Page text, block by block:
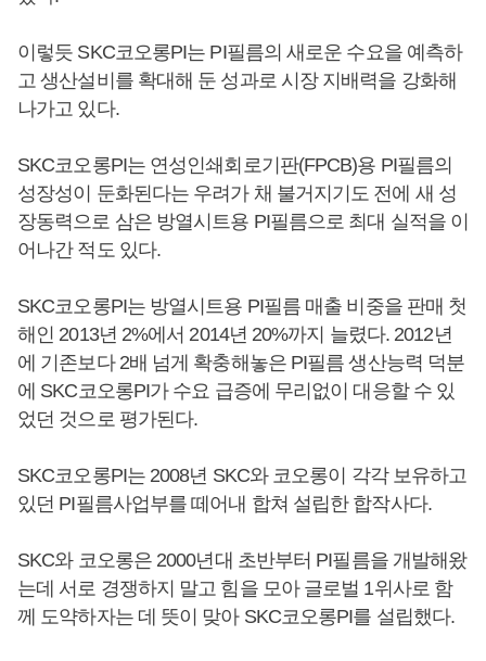
이렇듯 SKC코오롱PI는 PI필름의 새로운 수요을 예측하
고 생산설비를 확대해 둔 성과로 시장 지배력을 강화해
나가고 있다.
SKC코오롱PI는 연성인쇄회로기판(FPCB)용 PI필름의
성장성이 둔화된다는 우려가 채 불거지기도 전에 새 성
장동력으로 삼은 방열시트용 PI필름으로 최대 실적을 이
어나간 적도 있다.
SKC코오롱PI는 방열시트용 PI필름 매출 비중을 판매 첫
해인 2013년 2%에서 2014년 20%까지 늘렸다. 2012년
에 기존보다 2배 넘게 확충해놓은 PI필름 생산능력 덕분
에 SKC코오롱PI가 수요 급증에 무리없이 대응할 수 있
었던 것으로 평가된다.
SKC코오롱PI는 2008년 SKC와 코오롱이 각각 보유하고
있던 PI필름사업부를 떼어내 합쳐 설립한 합작사다.
SKC와 코오롱은 2000년대 초반부터 PI필름을 개발해왔
는데 서로 경쟁하지 말고 힘을 모아 글로벌 1위사로 함
께 도약하자는 데 뜻이 맞아 SKC코오롱PI를 설립했다.